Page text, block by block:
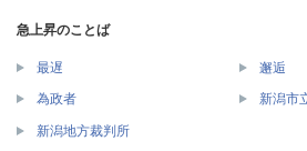
急上昇のことば
最遅 邂逅
為政者 新潟市
新潟地方裁判所